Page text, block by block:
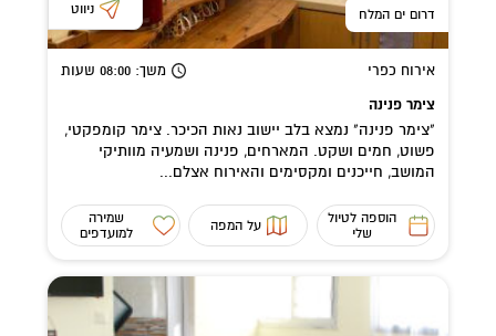
דרום ים המלח ניווט
אירוח כפרי משך: 08:00 שעות
צימר פנינה
"צימר פנינה" נמצא בלב יישוב נאות הכיכר. צימר קומפקטי,
פשוט, חמים ושקט. המארחים, פנינה ושמעיה מוותיקי
המושב, חייכנים ומקסימים והאירוח אצלם...
הוספה לטיול
שלי
על המפה
שמירה
למועדפים